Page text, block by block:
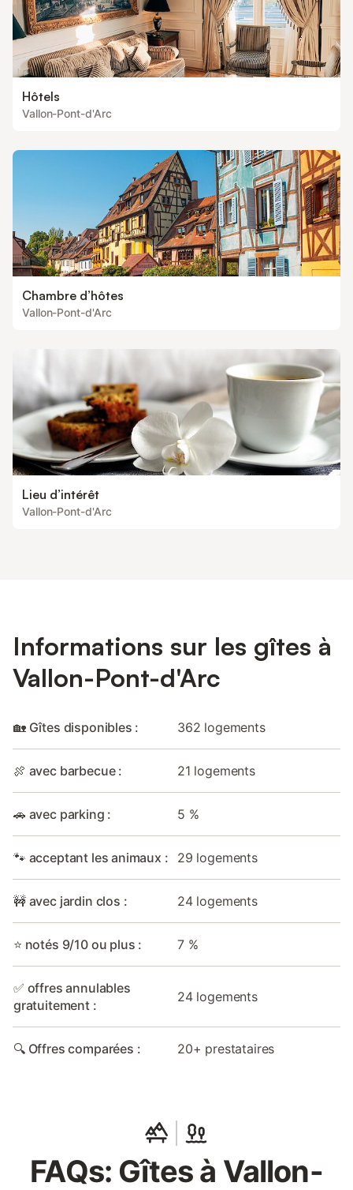
Hôtels
Vallon-Pont-d'Arc
Chambre d’hôtes
Vallon-Pont-d'Arc
Lieu d’intérêt
Vallon-Pont-d'Arc
Informations sur les gîtes à
Vallon-Pont-d'Arc
🏡 Gîtes disponibles : 362 logements
🍖 avec barbecue : 21 logements
🚗 avec parking : 5 %
🐾 acceptant les animaux : 29 logements
🚧 avec jardin clos : 24 logements
⭐ notés 9/10 ou plus : 7 %
✅ offres annulables
gratuitement :
24 logements
🔍 Offres comparées : 20+ prestataires
FAQs: Gîtes à Vallon-